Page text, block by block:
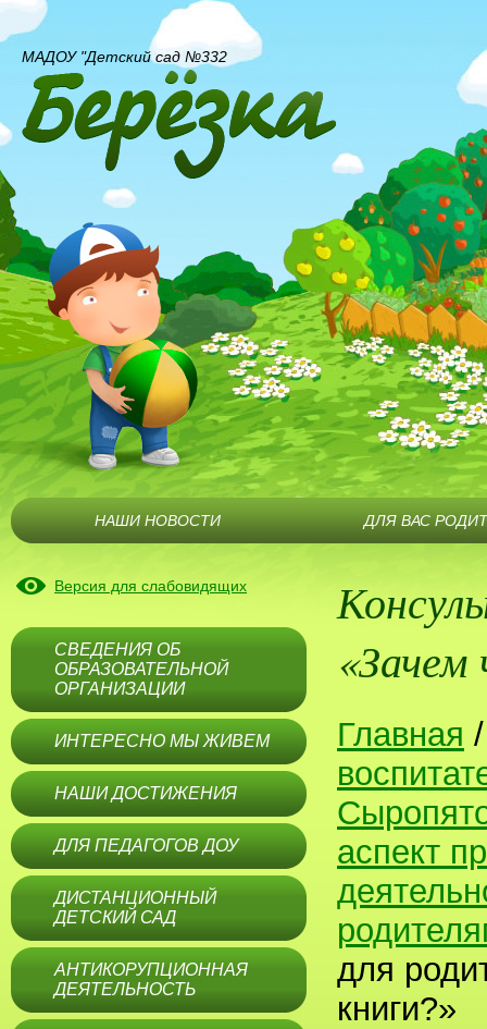
Версия для слабовидящих
СВЕДЕНИЯ ОБ
ОБРАЗОВАТЕЛЬНОЙ
ОРГАНИЗАЦИИ
ИНТЕРЕСНО МЫ ЖИВЕМ
НАШИ ДОСТИЖЕНИЯ
ДЛЯ ПЕДАГОГОВ ДОУ
ДИСТАНЦИОННЫЙ
ДЕТСКИЙ САД
АНТИКОРУПЦИОННАЯ
ДЕЯТЕЛЬНОСТЬ
Главная
аспект
для
книги?»
МАДОУ "Детский сад №332
НАШИ НОВОСТИ ДЛЯ ВАС